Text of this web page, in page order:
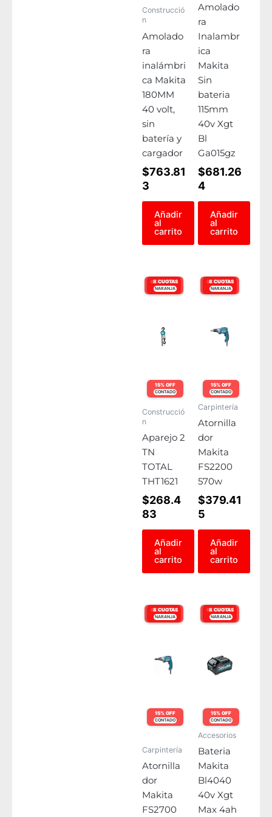
Construcció
n
Amolado
ra
inalámbri
ca Makita
180MM
40 volt,
sin
batería y
cargador
$763.81
3
Añadir
al
carrito
Amolado
ra
Inalambr
ica
Makita
Sin
bateria
115mm
40v Xgt
Bl
Ga015gz
$681.26
4
Añadir
al
carrito
6 CUOTAS
VISA
8 CUOTAS
NARANJA
15% OFF
CONTADO
Construcció
n
Aparejo 2
TN
TOTAL
THT1621
$268.4
83
Añadir
al
carrito
6 CUOTAS
VISA
8 CUOTAS
NARANJA
15% OFF
CONTADO
Carpintería
Atornilla
dor
Makita
FS2200
570w
$379.41
5
Añadir
al
carrito
6 CUOTAS
VISA
8 CUOTAS
NARANJA
15% OFF
CONTADO
Carpintería
Atornilla
dor
Makita
FS2700
6 CUOTAS
VISA
8 CUOTAS
NARANJA
15% OFF
CONTADO
Accesorios
Bateria
Makita
Bl4040
40v Xgt
Max 4ah